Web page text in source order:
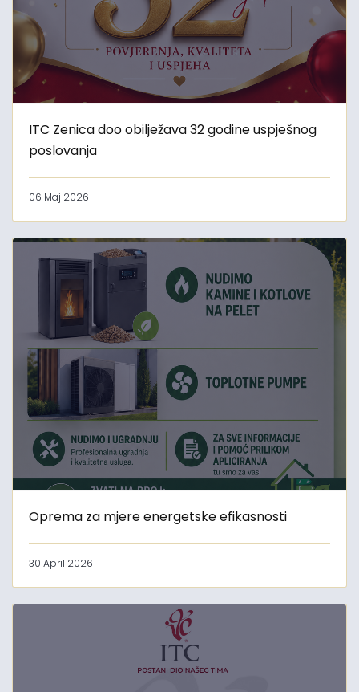
ITC Zenica doo obilježava 32 godine uspješnog
poslovanja
06 Maj 2026
Oprema za mjere energetske efikasnosti
30 April 2026